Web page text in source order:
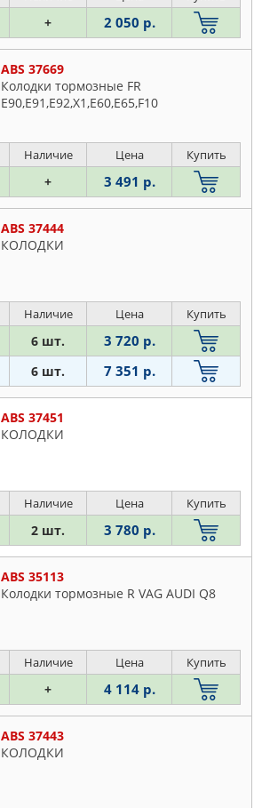
+ 2 050 р.
ABS 37669
Колодки тормозные FR
Е90,Е91,Е92,Х1,E60,Е65,F10
Наличие Цена Купить
+ 3 491 р.
ABS 37444
КОЛОДКИ
Наличие Цена Купить
6 шт. 3 720 р.
6 шт. 7 351 р.
ABS 37451
КОЛОДКИ
Наличие Цена Купить
2 шт. 3 780 р.
ABS 35113
Колодки тормозные R VAG AUDI Q8
Наличие Цена Купить
+ 4 114 р.
ABS 37443
КОЛОДКИ